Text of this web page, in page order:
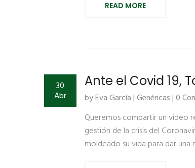
READ MORE
30
Abr
Ante el Covid 19,
by Eva García |Genéricas| 0
Queremos compartir un video
gestión de la crisis del
moldeado su vida para dar una